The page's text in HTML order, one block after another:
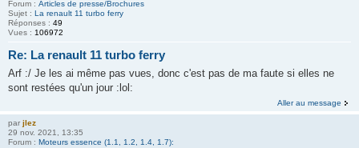
Forum : Articles de presse/Brochures
Sujet : La renault 11 turbo ferry
Réponses : 49
Vues : 106972
Re: La renault 11 turbo ferry
Arf :/ Je les ai même pas vues, donc c'est pas de ma faute si elles ne
sont restées qu'un jour :lol:
Aller au message
par jlez
29 nov. 2021, 13:35
Forum : Moteurs essence (1.1, 1.2, 1.4, 1.7):